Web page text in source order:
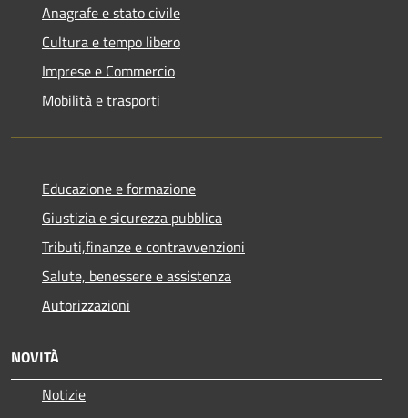
Anagrafe e stato civile
Cultura e tempo libero
Imprese e Commercio
Mobilità e trasporti
Educazione e formazione
Giustizia e sicurezza pubblica
Tributi,finanze e contravvenzioni
Salute, benessere e assistenza
Autorizzazioni
NOVITÀ
Notizie